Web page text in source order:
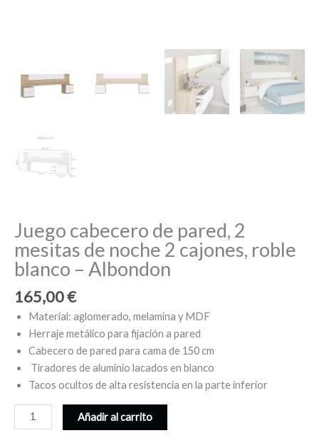
Juego cabecero de pared, 2
mesitas de noche 2 cajones, roble
blanco – Albondon
165,00€
Material: aglomerado, melamina y MDF
Herraje metálico para fijación a pared
Cabecero de pared para cama de 150 cm
Tiradores de aluminio lacados en blanco
Tacos ocultos de alta resistencia en la parte inferior
Juego
cabecero
Añadir al carrito